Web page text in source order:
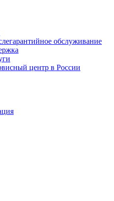
обслуживание
центр в России